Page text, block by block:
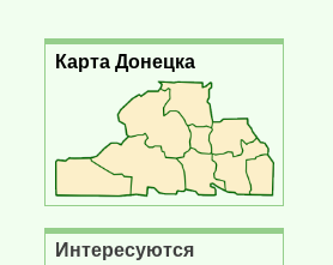
Карта Донецка
Интересуются